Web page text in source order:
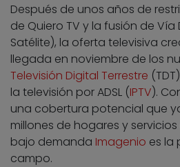
Después de unos años de
de Quiero TV y la fusión de Vía
Satélite), la oferta televisiva
llegada en noviembre de los
Televisión Digital Terrestre
la televisión por ADSL (IPTV).
una cobertura potencial que
millones de hogares y
bajo demanda Imagenio es la
campo.